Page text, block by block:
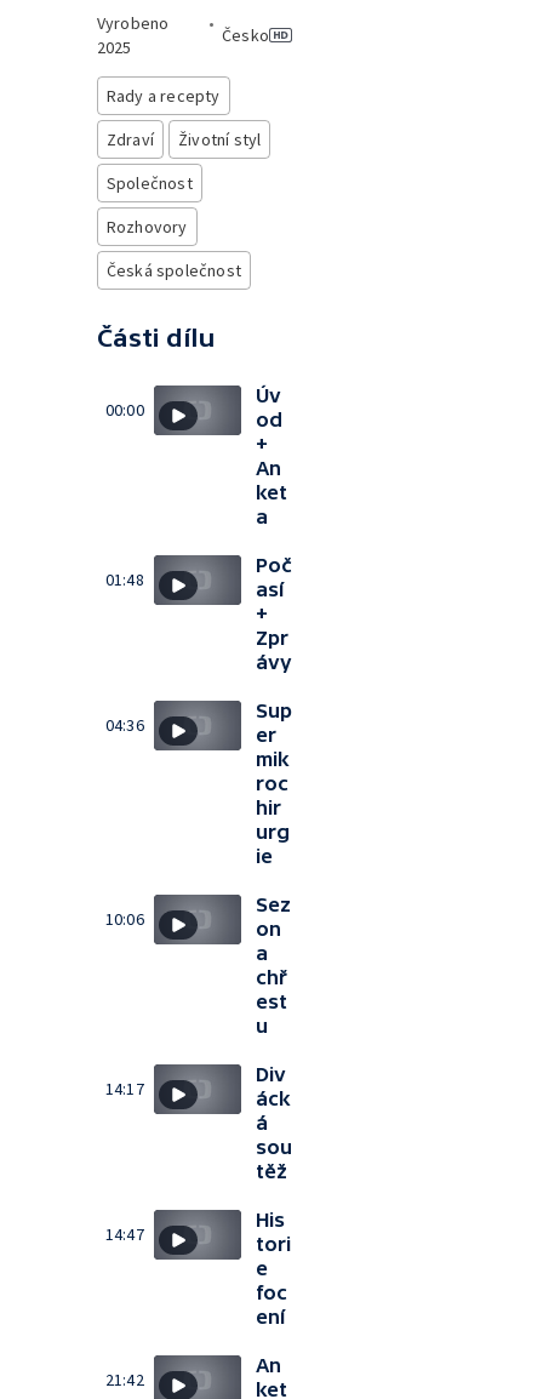
Vyrobeno
2025
•
Česko
Rady a recepty
Zdraví
Životní styl
Společnost
Rozhovory
Česká společnost
Části dílu
00:00
Úv
od
+
An
ket
a
01:48
Poč
así
+
Zpr
ávy
04:36
Sup
er
mik
roc
hir
urg
ie
10:06
Sez
on
a
chř
est
u
14:17
Div
áck
á
sou
těž
14:47
His
tori
e
foc
ení
21:42
An
ket